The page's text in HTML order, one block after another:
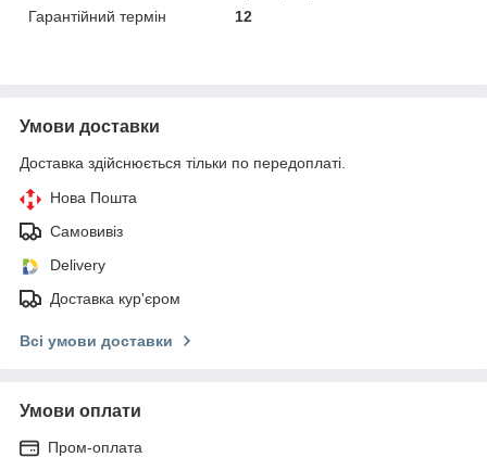
Гарантійний термін
12
Умови доставки
Доставка здійснюється тільки по передоплаті.
Нова Пошта
Самовивіз
Delivery
Доставка кур'єром
Всі умови доставки
Умови оплати
Пром-оплата